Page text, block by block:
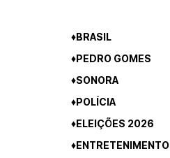
♦BRASIL
♦PEDRO GOMES
♦SONORA
♦POLÍCIA
♦ELEIÇÕES 2026
♦ENTRETENIMENTO